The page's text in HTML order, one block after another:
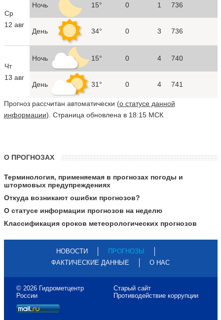
Ср
12 авг
Ночь 15° 0 1 736
День 34° 0 3 736
Чт
13 авг
Ночь 15° 0 4 740
День 31° 0 4 741
Прогноз рассчитан автоматически (о статусе данной
информации). Страница обновлена в 18:15 МСК
О ПРОГНОЗАХ
Терминология, применяемая в прогнозах погоды и
штормовых предупреждениях
Откуда возникают ошибки прогнозов?
О статусе информации прогнозов на неделю
Классификация сроков метеорологических прогнозов
НОВОСТИ
ПРОГНОЗЫ
ФАКТИЧЕСКИЕ ДАННЫЕ
О НАС
© 2026 Гидрометцентр
России
Старый сайт
Противодействие коррупции